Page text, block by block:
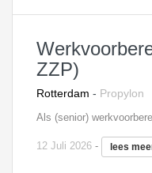
ZZP)
Rotterdam - Propylon
12 Juli 2026 - lees